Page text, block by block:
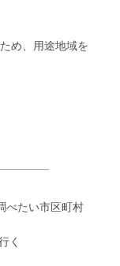
め、用途地域を
べたい市区町村
く